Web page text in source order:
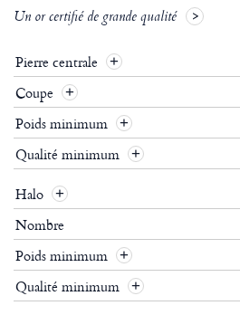
Un or certifié de grande qualité
Pierre centrale
Coupe
Poids minimum
Qualité minimum
Halo
Nombre
Poids minimum
Qualité minimum